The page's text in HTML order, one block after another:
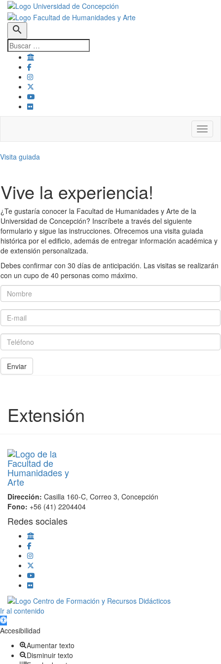
search
Visita guiada
Vive la experiencia!
¿Te gustaría conocer la Facultad de Humanidades y Arte de la
Universidad de Concepción? Inscríbete a través del siguiente
formulario y sigue las instrucciones. Ofrecemos una visita guiada
histórica por el edificio, además de entregar información académica y
de extensión personalizada.
Debes confirmar con 30 días de anticipación. Las visitas se realizarán
con un cupo de 40 personas como máximo.
Nombre
E-mail
Teléfono
Enviar
Extensión
Dirección: Casilla 160-C, Correo 3, Concepción
Fono: +56 (41) 2204404
Redes sociales
Scroll
Up
Ir al contenido
Abrir barra de herramientas
Accesibilidad
Aumentar texto
Disminuir texto